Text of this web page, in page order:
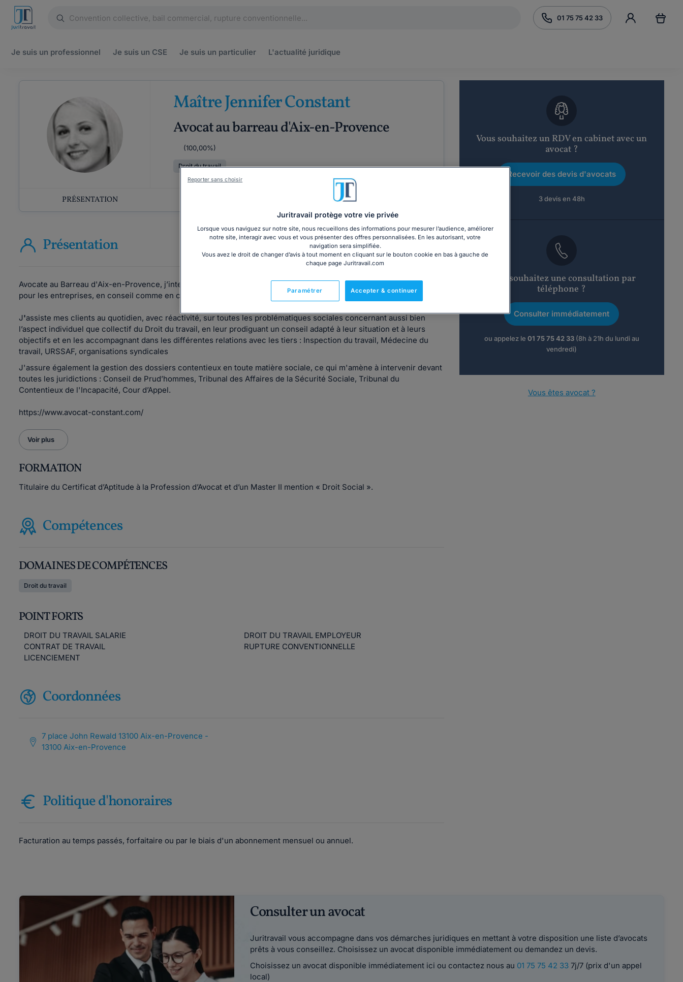
01 75 75 42 33
Je suis un professionnel Je suis un CSE Je suis un particulier L'actualité juridique
Maître Jennifer Constant
Avocat au barreau d'Aix-en-Provence
(100,00%)
Droit du travail
PRÉSENTATION COORDONNÉES
Présentation
Avocate au Barreau d'Aix-en-Provence, j’interviens exclusivement en droit du travail aussi bien pour les salariés que
pour les entreprises, en conseil comme en contentieux.
J'assiste mes clients au quotidien, avec réactivité, sur toutes les problématiques sociales concernant aussi bien
l’aspect individuel que collectif du Droit du travail, en leur prodiguant un conseil adapté à leur situation et à leurs
objectifs et en les accompagnant dans les différentes relations avec les tiers : Inspection du travail, Médecine du
travail, URSSAF, organisations syndicales
J'assure également la gestion des dossiers contentieux en toute matière sociale, ce qui m'amène à intervenir devant
toutes les juridictions : Conseil de Prud’hommes, Tribunal des Affaires de la Sécurité Sociale, Tribunal du
Contentieux de l'Incapacité, Cour d’Appel.
https://www.avocat-constant.com/
Voir plus
FORMATION
Titulaire du Certificat d’Aptitude à la Profession d’Avocat et d’un Master II mention « Droit Social ».
Compétences
DOMAINES DE COMPÉTENCES
Droit du travail
POINT FORTS
DROIT DU TRAVAIL SALARIE
DROIT DU TRAVAIL EMPLOYEUR
CONTRAT DE TRAVAIL
RUPTURE CONVENTIONNELLE
LICENCIEMENT
Coordonnées
7 place John Rewald 13100 Aix-en-Provence -
13100 Aix-en-Provence
Politique d'honoraires
Facturation au temps passés, forfaitaire ou par le biais d'un abonnement mensuel ou annuel.
Vous souhaitez un RDV en cabinet avec un
avocat ?
Recevoir des devis d'avocats
3 devis en 48h
Vous souhaitez une consultation par
téléphone ?
Consulter immédiatement
ou appelez le 01 75 75 42 33(8h à 21h du lundi au
vendredi)
Vous êtes avocat ?
Consulter un avocat
Juritravail vous accompagne dans vos démarches juridiques en mettant à votre disposition une liste d’avocats
prêts à vous conseillez. Choisissez un avocat disponible immédiatement ou demandez un devis.
Choisissez un avocat disponible immédiatement ici ou contactez nous au 01 75 75 42 337j/7 (prix d'un appel
local)
Juritravail protège votre vie privée
Lorsque vous naviguez sur notre site, nous recueillons des informations pour mesurer l’audience, améliorer
notre site, interagir avec vous et vous présenter des offres personnalisées. En les autorisant, votre
navigation sera simplifiée.
Vous avez le droit de changer d’avis à tout moment en cliquant sur le bouton cookie en bas à gauche de
chaque page Juritravail.com
Accepter & continuer
Paramétrer
Reporter sans choisir